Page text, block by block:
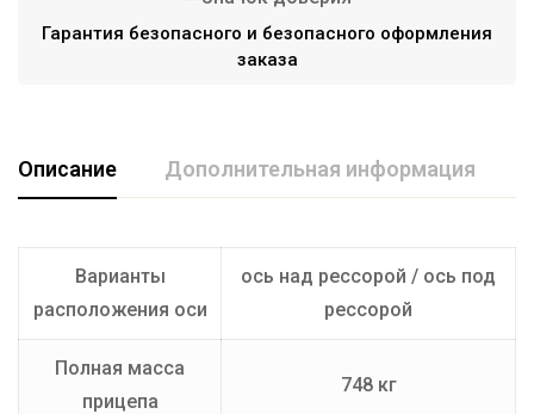
Гарантия безопасного и безопасного оформления
заказа
Описание Дополнительная информация
Варианты
расположения оси
ось над рессорой / ось под
рессорой
Полная масса
прицепа
748 кг
Грузоподъемность (кг)
Производитель